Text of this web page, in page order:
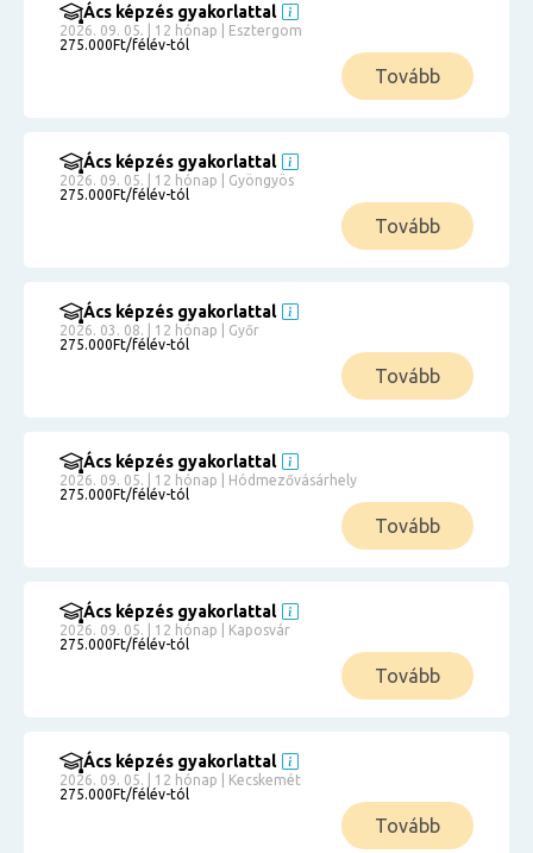
Ács képzés gyakorlattal
2026. 09. 05. | 12 hónap | Esztergom
275.000Ft/félév-tól
Tovább
Ács képzés gyakorlattal
2026. 09. 05. | 12 hónap | Gyöngyös
275.000Ft/félév-tól
Tovább
Ács képzés gyakorlattal
2026. 03. 08. | 12 hónap | Győr
275.000Ft/félév-tól
Tovább
Ács képzés gyakorlattal
2026. 09. 05. | 12 hónap | Hódmezővásárhely
275.000Ft/félév-tól
Tovább
Ács képzés gyakorlattal
2026. 09. 05. | 12 hónap | Kaposvár
275.000Ft/félév-tól
Tovább
Ács képzés gyakorlattal
2026. 09. 05. | 12 hónap | Kecskemét
275.000Ft/félév-tól
Tovább